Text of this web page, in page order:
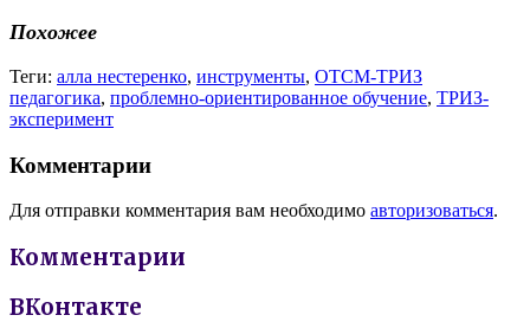
Похожее
Теги: алла нестеренко, инструменты, ОТСМ-ТРИЗ
педагогика, проблемно-ориентированное обучение, ТРИЗ-
эксперимент
Комментарии
Для отправки комментария вам необходимо авторизоваться.
Комментарии
ВКонтакте